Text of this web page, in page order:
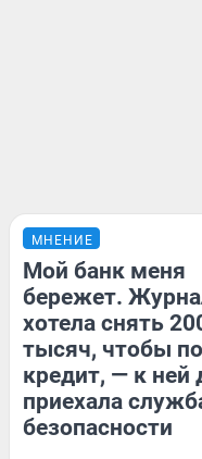
МНЕНИЕ
Мой банк меня
бережет.
хотела снять
тысяч, чтобы
кредит, — к ней
приехала
безопасности